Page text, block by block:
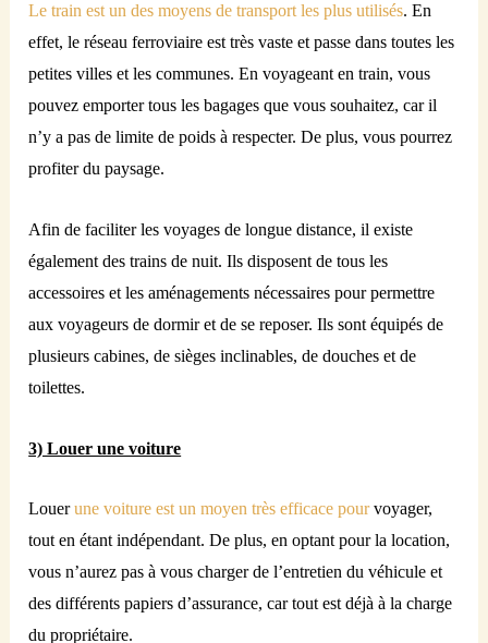
Le train est un des moyens de transport les plus utilisés. En
effet, le réseau ferroviaire est très vaste et passe dans toutes les
petites villes et les communes. En voyageant en train, vous
pouvez emporter tous les bagages que vous souhaitez, car il
n’y a pas de limite de poids à respecter. De plus, vous pourrez
profiter du paysage.
Afin de faciliter les voyages de longue distance, il existe
également des trains de nuit. Ils disposent de tous les
accessoires et les aménagements nécessaires pour permettre
aux voyageurs de dormir et de se reposer. Ils sont équipés de
plusieurs cabines, de sièges inclinables, de douches et de
toilettes.
3) Louer une voiture
Louerune voiture est un moyen très efficace pourvoyager,
tout en étant indépendant. De plus, en optant pour la location,
vous n’aurez pas à vous charger de l’entretien du véhicule et
des différents papiers d’assurance, car tout est déjà à la charge
du propriétaire.